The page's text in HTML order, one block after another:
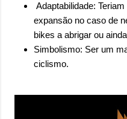
Adaptabilidade:
expansão no caso de
bikes a abrigar ou
Simbolismo: Ser um
ciclismo.